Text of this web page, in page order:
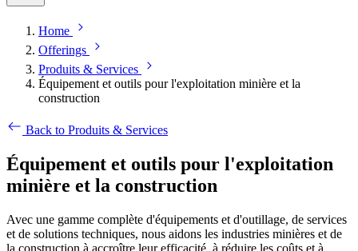
Home
Offerings
Produits & Services
Équipement et outils pour l'exploitation minière et la
construction
Back to Produits & Services
Équipement et outils pour l'exploitation
minière et la construction
Avec une gamme complète d'équipements et d'outillage, de services
et de solutions techniques, nous aidons les industries minières et de
la construction à accroître leur efficacité, à réduire les coûts et à